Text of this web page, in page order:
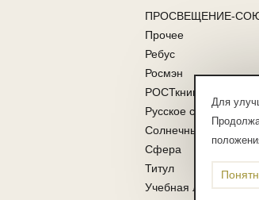
ПРОСВЕЩЕНИЕ-
Прочее
Ребус
Росмэн
РОСТкнига
Русское слово
Солнечные ступени
Сфера
Титул
Учебная литература
Для